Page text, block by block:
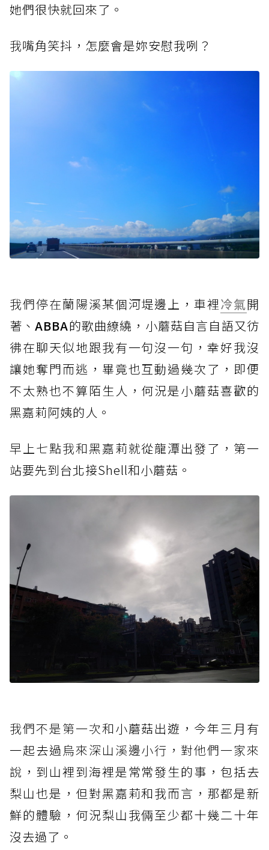
她們很快就回來了。
我嘴角笑抖，怎麼會是妳安慰我咧？
我們停在蘭陽溪某個河堤邊上，車裡冷氣開
著、ABBA的歌曲繚繞，小蘑菇自言自語又彷
彿在聊天似地跟我有一句沒一句，幸好我沒
讓她奪門而逃，畢竟也互動過幾次了，即便
不太熟也不算陌生人，何況是小蘑菇喜歡的
黑嘉莉阿姨的人。
早上七點我和黑嘉莉就從龍潭出發了，第一
站要先到台北接Shell和小蘑菇。
我們不是第一次和小蘑菇出遊，今年三月有
一起去過烏來深山溪邊小行，對他們一家來
說，到山裡到海裡是常常發生的事，包括去
梨山也是，但對黑嘉莉和我而言，那都是新
鮮的體驗，何況梨山我倆至少都十幾二十年
沒去過了。